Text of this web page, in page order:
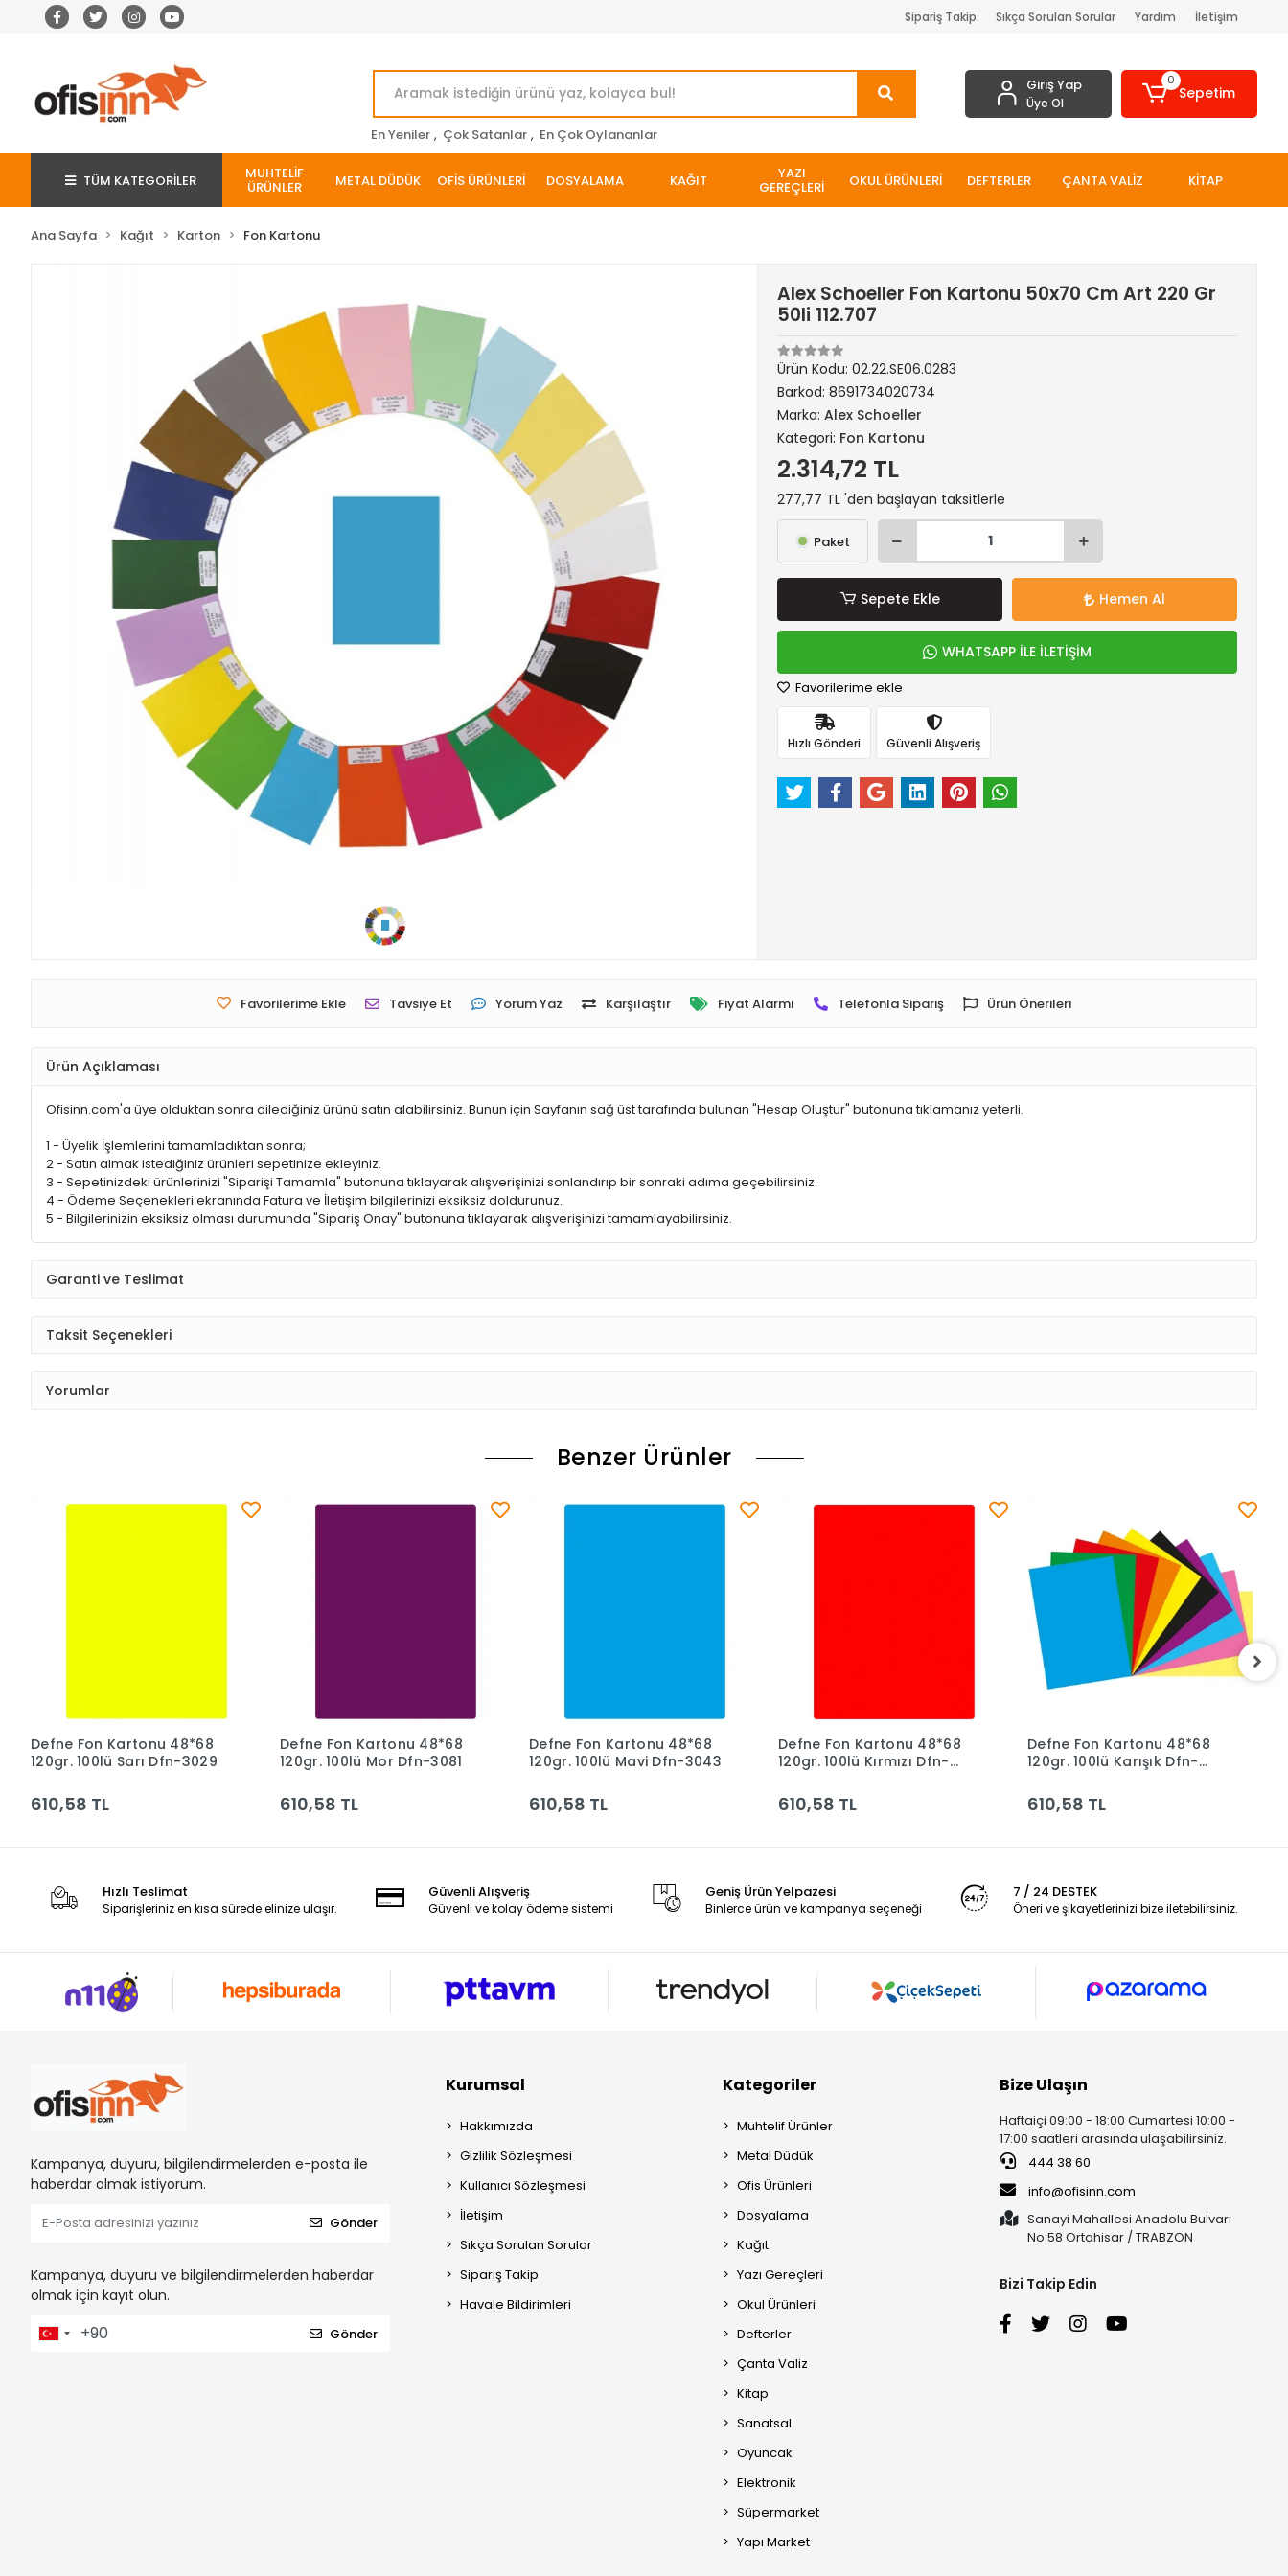
Sipariş Takip Sıkça Sorulan Sorular Yardım İletişim
En Yeniler , Çok Satanlar , En Çok Oylananlar
Giriş Yap
Üye Ol
0
Sepetim
TÜM KATEGORİLER MUHTELİF
ÜRÜNLER METAL DÜDÜK OFİS ÜRÜNLERİ DOSYALAMA KAĞIT YAZI
GEREÇLERİ OKUL ÜRÜNLERİ DEFTERLER ÇANTA VALİZ KİTAP
Ana Sayfa Kağıt Karton Fon Kartonu
Alex Schoeller Fon Kartonu 50x70 Cm Art 220 Gr
50li 112.707
Ürün Kodu:02.22.SE06.0283
Barkod:8691734020734
Marka:Alex Schoeller
Kategori: Fon Kartonu
2.314,72 TL
277,77 TL 'den başlayan taksitlerle
Paket
Sepete Ekle Hemen Al
WHATSAPP İLE İLETİŞİM
Favorilerime ekle
Hızlı Gönderi Güvenli Alışveriş
Favorilerime Ekle Tavsiye Et Yorum Yaz Karşılaştır Fiyat Alarmı Telefonla Sipariş Ürün Önerileri
Ürün Açıklaması
Ofisinn.com'a üye olduktan sonra dilediğiniz ürünü satın alabilirsiniz. Bunun için Sayfanın sağ üst tarafında bulunan "Hesap Oluştur" butonuna tıklamanız yeterli.
1 - Üyelik İşlemlerini tamamladıktan sonra;
2 - Satın almak istediğiniz ürünleri sepetinize ekleyiniz.
3 - Sepetinizdeki ürünlerinizi "Siparişi Tamamla" butonuna tıklayarak alışverişinizi sonlandırıp bir sonraki adıma geçebilirsiniz.
4 - Ödeme Seçenekleri ekranında Fatura ve İletişim bilgilerinizi eksiksiz doldurunuz.
5 - Bilgilerinizin eksiksiz olması durumunda "Sipariş Onay" butonuna tıklayarak alışverişinizi tamamlayabilirsiniz.
Garanti ve Teslimat
Taksit Seçenekleri
Yorumlar
Benzer Ürünler
Sepete Ekle
Defne Fon Kartonu 48*68
120gr. 100lü Sarı Dfn-3029
610,58 TL
Sepete Ekle
Defne Fon Kartonu 48*68
120gr. 100lü Mor Dfn-3081
610,58 TL
Sepete Ekle
Defne Fon Kartonu 48*68
120gr. 100lü Mavi Dfn-3043
610,58 TL
Sepete Ekle
Defne Fon Kartonu 48*68
120gr. 100lü Kırmızı Dfn-
610,58 TL
Sepete Ekle
Defne Fon Kartonu 48*68
120gr. 100lü Karışık Dfn-
610,58 TL
Hızlı Teslimat
Siparişleriniz en kısa sürede elinize ulaşır.
Güvenli Alışveriş
Güvenli ve kolay ödeme sistemi
Geniş Ürün Yelpazesi
Binlerce ürün ve kampanya seçeneği
7 / 24 DESTEK
Öneri ve şikayetlerinizi bize iletebilirsiniz.
Kampanya, duyuru, bilgilendirmelerden e-posta ile
haberdar olmak istiyorum.
Gönder
Kampanya, duyuru ve bilgilendirmelerden haberdar
olmak için kayıt olun.
Gönder
Kurumsal
Hakkımızda
Gizlilik Sözleşmesi
Kullanıcı Sözleşmesi
İletişim
Sıkça Sorulan Sorular
Sipariş Takip
Havale Bildirimleri
Kategoriler
Muhtelif Ürünler
Metal Düdük
Ofis Ürünleri
Dosyalama
Kağıt
Yazı Gereçleri
Okul Ürünleri
Defterler
Çanta Valiz
Kitap
Sanatsal
Oyuncak
Elektronik
Süpermarket
Yapı Market
Bize Ulaşın
Haftaiçi 09:00 - 18:00 Cumartesi 10:00 -
17:00 saatleri arasında ulaşabilirsiniz.
444 38 60
info@ofisinn.com
Sanayi Mahallesi Anadolu Bulvarı
No:58 Ortahisar / TRABZON
Bizi Takip Edin